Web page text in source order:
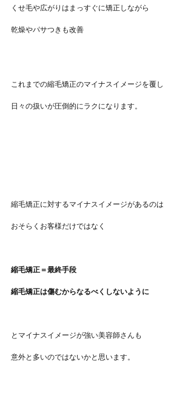
くせ毛や広がりはまっすぐに矯正しながら
乾燥やパサつきも改善
これまでの縮毛矯正のマイナスイメージを覆し
日々の扱いが圧倒的にラクになります。
縮毛矯正に対するマイナスイメージがあるのは
おそらくお客様だけではなく
縮毛矯正＝最終手段
縮毛矯正は傷むからなるべくしないように
とマイナスイメージが強い美容師さんも
意外と多いのではないかと思います。